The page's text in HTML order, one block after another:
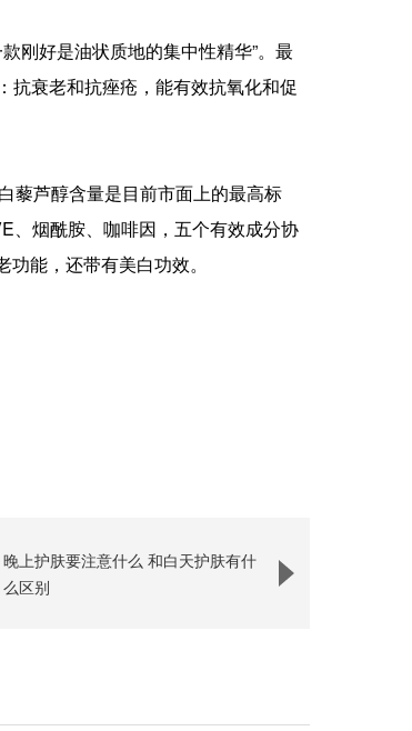
刚好是油状质地的集中性精华”。最
抗衰老和抗痤疮，能有效抗氧化和促
藜芦醇含量是目前市面上的最高标
、烟酰胺、咖啡因，五个有效成分协
能，还带有美白功效。
晚上护肤要注意什么 和白天护肤有什
么区别